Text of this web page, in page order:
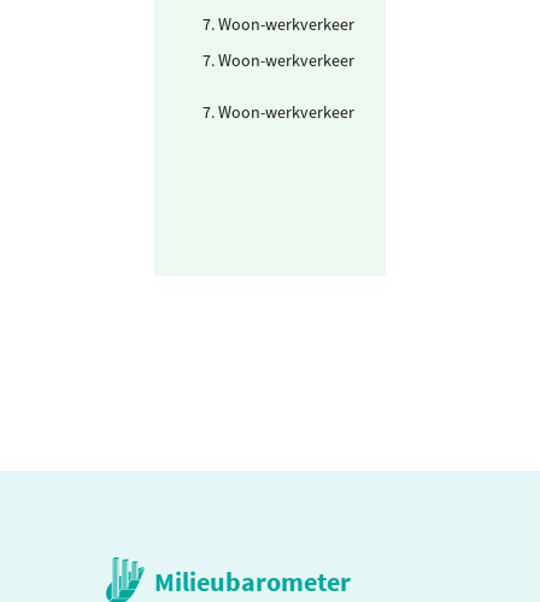
7. Woon-werkverkeer
7. Woon-werkverkeer
7. Woon-werkverkeer
Milieubarometer